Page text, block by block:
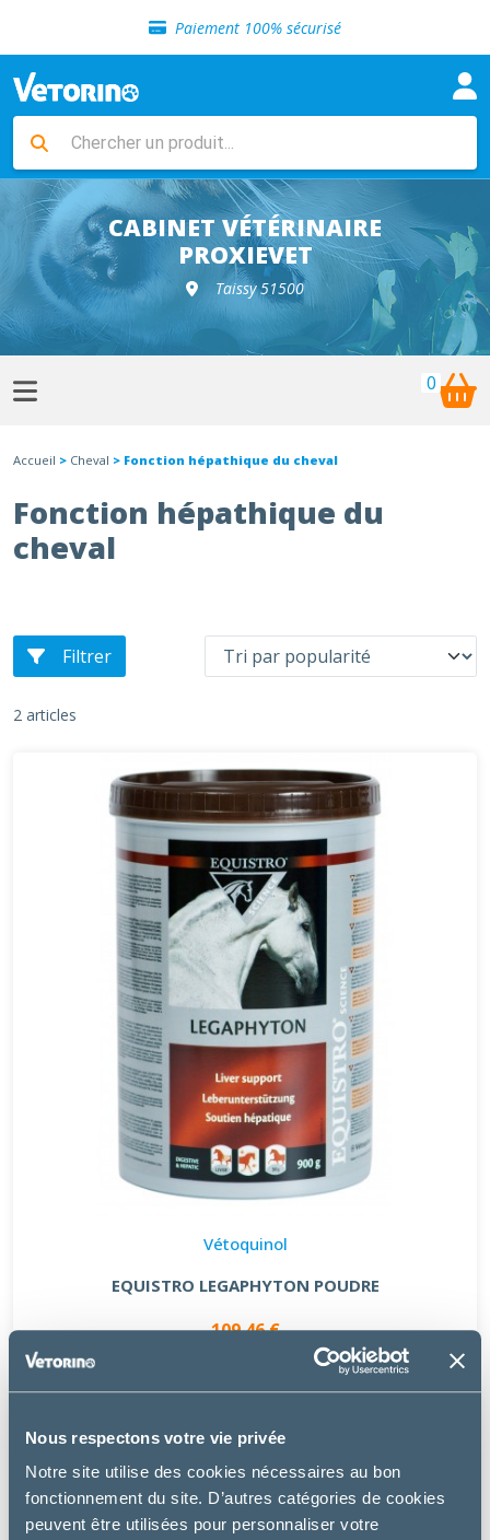
Nous respectons votre vie privée
Notre site utilise des cookies nécessaires au bon
fonctionnement du site. D’autres catégories de cookies
peuvent être utilisées pour personnaliser votre
Paiement 100% sécurisé
Livraison gratuite en clinique vétérinaire
Sélection de croquettes vétérinaire
Livraison gratuite en clinique vétérinaire
Retour gratuit en clinique
Sélection de croquettes vétérinaire
CABINET VÉTÉRINAIRE
PROXIEVET
Taissy 51500
0
Accueil > Cheval > Fonction hépathique du cheval
Fonction hépathique du
cheval
Filtrer
2 articles
Vétoquinol
EQUISTRO LEGAPHYTON POUDRE
109.46 €